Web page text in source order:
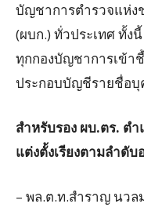
บัญชาการตำรวจแห่ง
(ผบก.) ทั่วประเทศ ทั้ง
ทุกกองบัญชาการเข้า
ประกอบบัญชีรายชื่อบุ
สำหรับรอง ผบ.ตร. ต
แต่งตั้งเรียงตามลำดับ
– พล.ต.ท.สำราญ นวล